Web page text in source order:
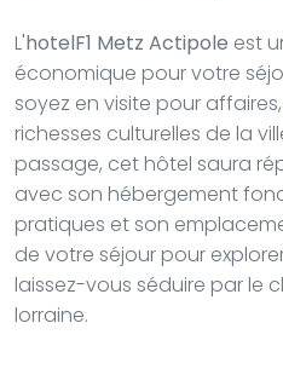
L'hotelF1 Metz Actipole est
économique pour votre
soyez en visite pour
richesses culturelles de la
passage, cet hôtel saura
avec son hébergement
pratiques et son
de votre séjour pour
laissez-vous séduire par le
lorraine.